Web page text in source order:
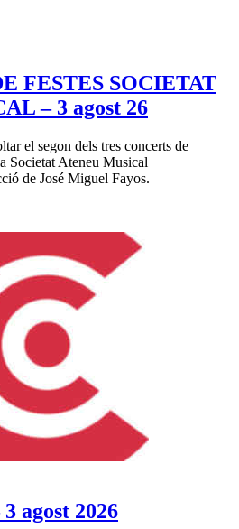
FESTES SOCIETAT
– 3 agost 26
el segon dels tres concerts de
Societat Ateneu Musical
de José Miguel Fayos.
agost 2026